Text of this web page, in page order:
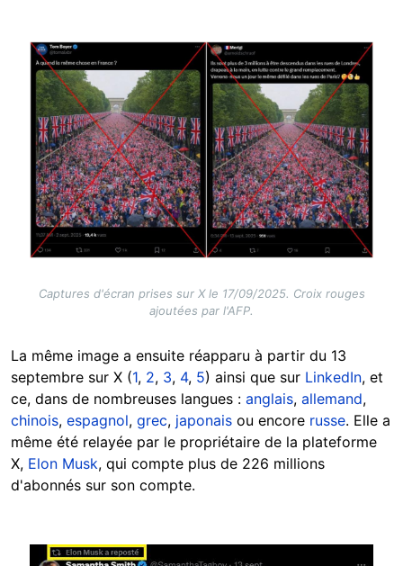
Image
Captures d'écran prises sur X le 17/09/2025. Croix rouges
ajoutées par l'AFP.
La même image a ensuite réapparu à partir du 13
septembre sur X (1, 2, 3, 4, 5) ainsi que sur LinkedIn, et
ce, dans de nombreuses langues : anglais, allemand,
chinois, espagnol, grec, japonais ou encore russe. Elle a
même été relayée par le propriétaire de la plateforme
X, Elon Musk, qui compte plus de 226 millions
d'abonnés sur son compte.
Image